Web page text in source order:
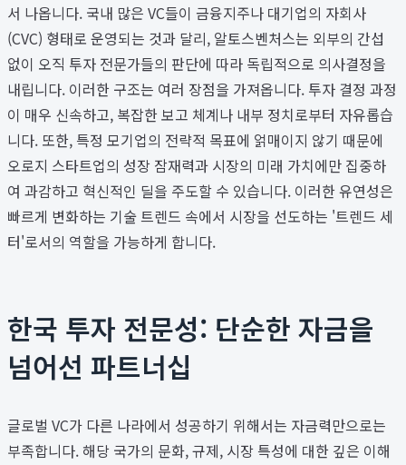
서 나옵니다. 국내 많은 VC들이 금융지주나 대기업의 자회사
(CVC) 형태로 운영되는 것과 달리, 알토스벤처스는 외부의 간섭
없이 오직 투자 전문가들의 판단에 따라 독립적으로 의사결정을
내립니다. 이러한 구조는 여러 장점을 가져옵니다. 투자 결정 과정
이 매우 신속하고, 복잡한 보고 체계나 내부 정치로부터 자유롭습
니다. 또한, 특정 모기업의 전략적 목표에 얽매이지 않기 때문에
오로지 스타트업의 성장 잠재력과 시장의 미래 가치에만 집중하
여 과감하고 혁신적인 딜을 주도할 수 있습니다. 이러한 유연성은
빠르게 변화하는 기술 트렌드 속에서 시장을 선도하는 '트렌드 세
터'로서의 역할을 가능하게 합니다.
한국 투자 전문성: 단순한 자금을
넘어선 파트너십
글로벌 VC가 다른 나라에서 성공하기 위해서는 자금력만으로는
부족합니다. 해당 국가의 문화, 규제, 시장 특성에 대한 깊은 이해